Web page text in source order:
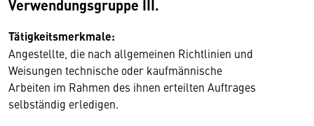
Verwendungsgruppe III.
Tätigkeitsmerkmale:
Angestellte, die nach allgemeinen Richtlinien und
Weisungen technische oder kaufmännische
Arbeiten im Rahmen des ihnen erteilten Auftrages
selbständig erledigen.